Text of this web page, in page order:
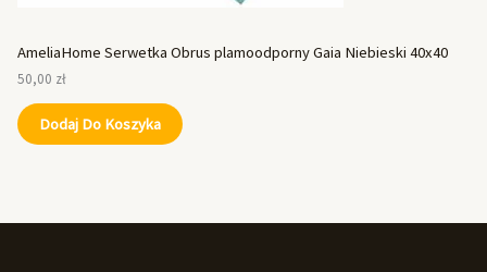
AmeliaHome Serwetka Obrus plamoodporny Gaia Niebieski 40x40
50,00 zł
Dodaj Do Koszyka